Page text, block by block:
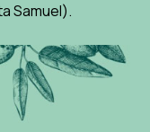
Samuel).